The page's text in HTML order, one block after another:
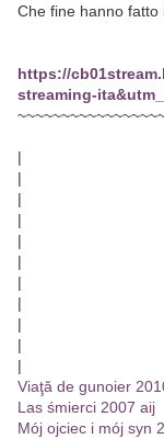
Che fine hanno fatto
https://
streaming-
|
|
|
|
|
|
|
|
|
|
|
Viaţă de gunoier
Las śmierci 2007 aij
Mój ojciec i mój syn